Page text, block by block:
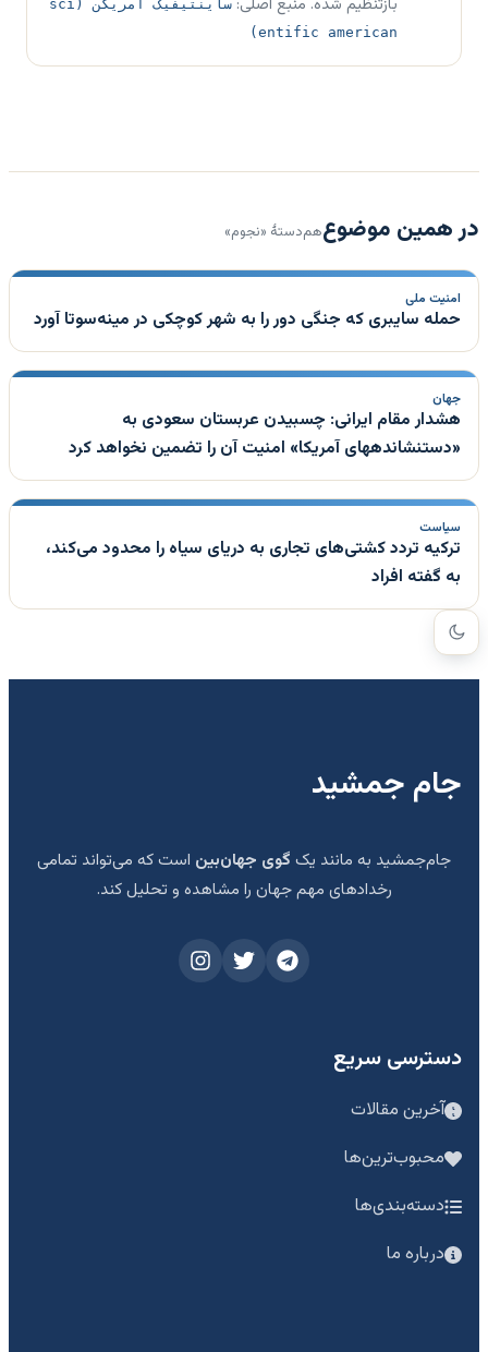
بازتنظیم شده. منبع اصلی:
ساینتیفیک امریکن (sci
entific american)
در همین موضوعهم‌دستهٔ «نجوم»
امنیت ملی
حمله سایبری که جنگی دور را به شهر کوچکی در مینه‌سوتا آورد
جهان
هشدار مقام ایرانی: چسبیدن عربستان سعودی به
«دستنشاندههای آمریکا» امنیت آن را تضمین نخواهد کرد
سیاست
ترکیه تردد کشتی‌های تجاری به دریای سیاه را محدود می‌کند،
به گفته افراد
جام جمشید
جام‌جمشید به مانند یک گوی جهان‌بین است که می‌تواند تمامی
رخدادهای مهم جهان را مشاهده و تحلیل کند.
دسترسی سریع
آخرین مقالات
محبوب‌ترین‌ها
دسته‌بندی‌ها
درباره ما